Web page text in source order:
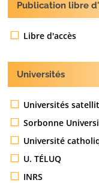
Publication libre
Libre d'accès
Universités
Universités
Sorbonne
Université
U. TÉLUQ
INRS